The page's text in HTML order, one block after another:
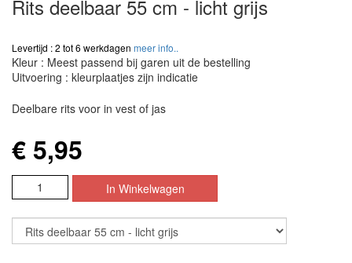
Rits deelbaar 55 cm - licht grijs
Levertijd : 2 tot 6 werkdagen meer info..
Kleur : Meest passend bij garen uit de bestelling
Uitvoering : kleurplaatjes zijn indicatie
Deelbare rits voor in vest of jas
€ 5,95